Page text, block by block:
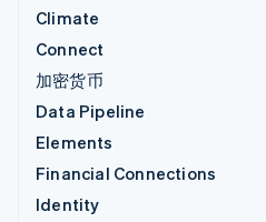
Climate
Connect
加密货币
Data Pipeline
Elements
Financial Connections
Identity